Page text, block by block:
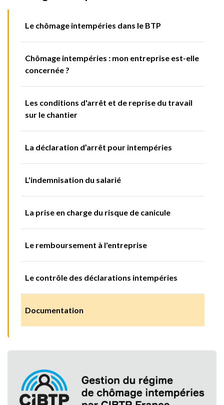
Le chômage intempéries dans le BTP
Chômage intempéries : mon entreprise est-elle
concernée ?
Les conditions d'arrêt et de reprise du travail
sur le chantier
La déclaration d’arrêt pour intempéries
L'indemnisation du salarié
La prise en charge du risque de canicule
Le remboursement à l'entreprise
Le contrôle des déclarations intempéries
Documentation